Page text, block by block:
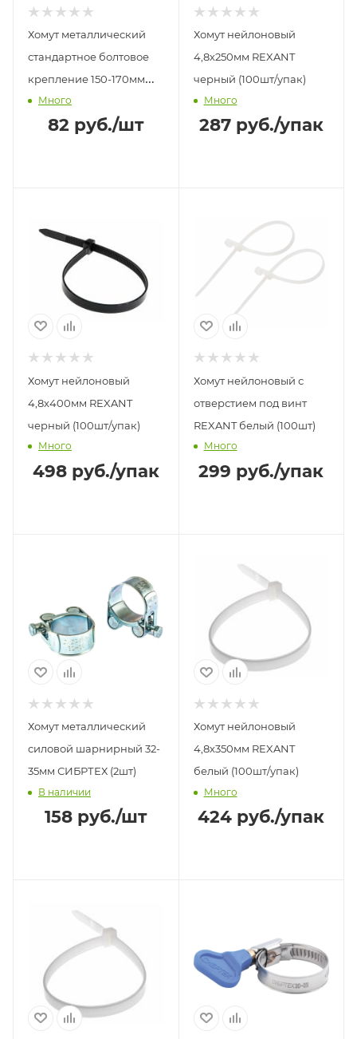
Хомут металлический
стандартное болтовое
крепление 150-170мм
Сибртех
Много
82 руб./шт
Хомут нейлоновый
4,8х250мм REXANT
черный (100шт/упак)
Много
287руб./упак
Хомут нейлоновый
4,8х400мм REXANT
черный (100шт/упак)
Много
498руб./упак
Хомут нейлоновый с
отверстием под винт
REXANT белый (100шт)
Много
299 руб./упак
Хомут металлический
силовой шарнирный 32-
35мм СИБРТЕХ (2шт)
В наличии
158руб./шт
Хомут нейлоновый
4,8х350мм REXANT
белый (100шт/упак)
Много
424 руб./упак